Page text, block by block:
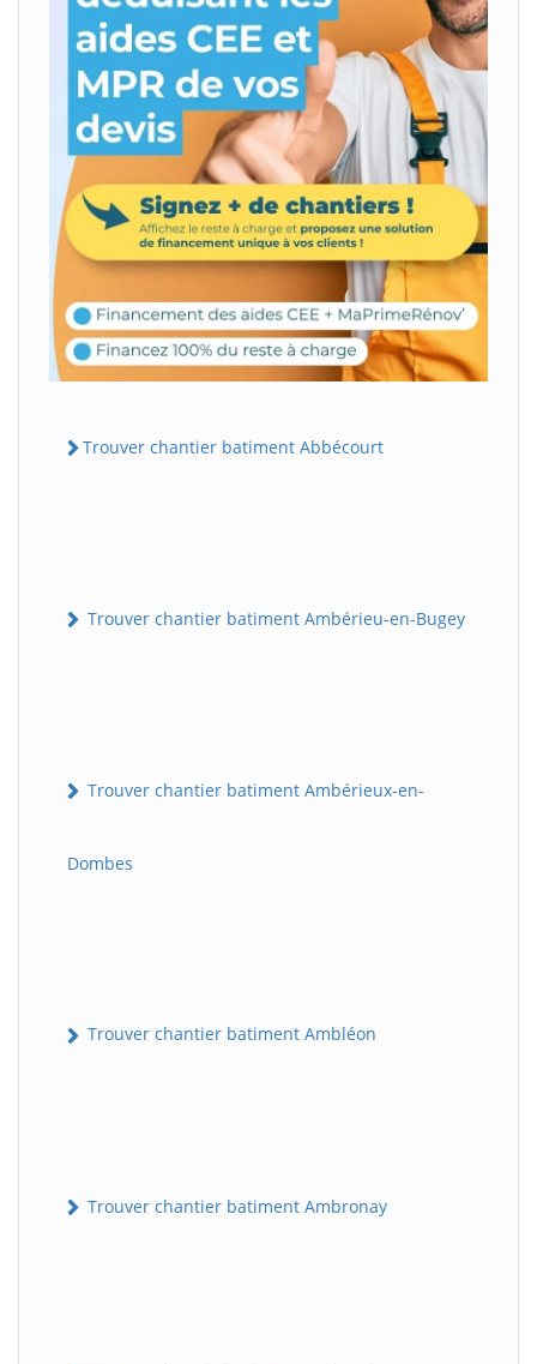
Trouver chantier batiment Abbécourt
Trouver chantier batiment Ambérieu-en-Bugey
Trouver chantier batiment Ambérieux-en-
Dombes
Trouver chantier batiment Ambléon
Trouver chantier batiment Ambronay